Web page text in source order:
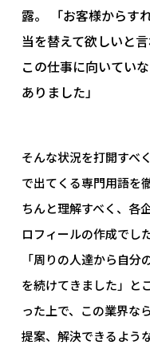
露。 「お客様からす
当を替えて欲しいと
この仕事に向いてい
ありました」
そんな状況を打開すべ
で出てくる専門用語を
ちんと理解すべく、各
ロフィールの作成でした
「周りの人達から自
を続けてきました」と
った上で、この業界な
提案、解決できるよう